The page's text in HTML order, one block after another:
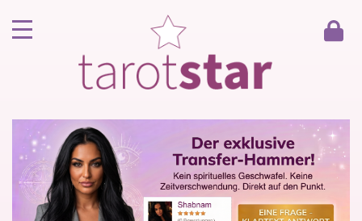
Kunde werden
Berater werden
Kartenlegen Gratisgespräch